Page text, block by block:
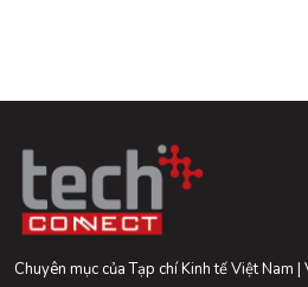
Chuyên mục của Tạp chí Kinh tế Việt Nam |